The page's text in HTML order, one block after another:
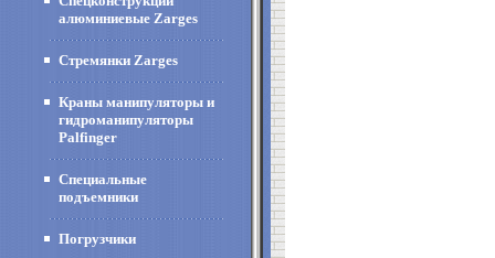
алюминиевые Zarges
Стремянки Zarges
Краны манипуляторы и
гидроманипуляторы
Palfinger
Специальные
подъемники
Погрузчики